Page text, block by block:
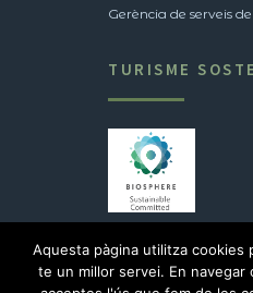
Gerència de serveis
TURISME
Aquesta pàgina utilitza
te un millor servei. En